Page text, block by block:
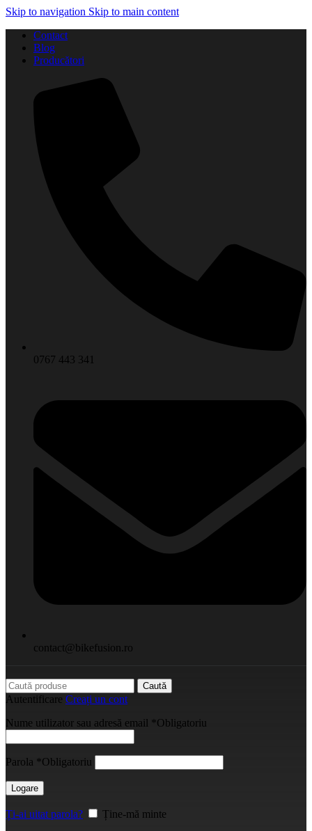
Skip to navigation Skip to main content
Contact
Blog
Producători
0767 443 341
contact@bikefusion.ro
Caută
Autentificare Creați un cont
Nume utilizator sau adresă email *Obligatoriu
Parola *Obligatoriu
Logare
Ți-ai uitat parola?
Ține-mă minte